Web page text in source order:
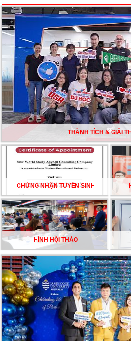
Du học Mỹ năm 2026:
nền giáo dục hàng đầu
TƯ VẤN DU HỌC
CHẮC TỪ NEW
DU HỌC ÚC DẦN
ĐẦU CỦA DU HỌC
ĐỀU CÓ LÝ DO!!
CHẠM GIẤC MƠ DU
HỘI GHI DANH &
THÀNH TÍCH & GIẢI
CHỨNG NHẬN TUYỂN SINH
HÌNH HỘI THẢO